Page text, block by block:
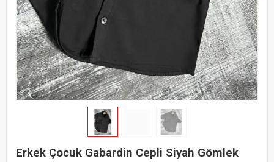
Erkek Çocuk Gabardin Cepli Siyah Gömlek